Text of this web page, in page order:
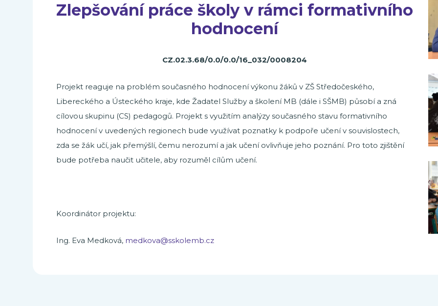
Zlepšování práce školy v rámci formativního
hodnocení
CZ.02.3.68/0.0/0.0/16_032/0008204
Projekt reaguje na problém současného hodnocení výkonu žáků v ZŠ Středočeského,
Libereckého a Ústeckého kraje, kde Žadatel Služby a školení MB (dále i SŠMB) působí a zná
cílovou skupinu (CS) pedagogů. Projekt s využitím analýzy současného stavu formativního
hodnocení v uvedených regionech bude využívat poznatky k podpoře učení v souvislostech,
zda se žák učí, jak přemýšlí, čemu nerozumí a jak učení ovlivňuje jeho poznání. Pro toto zjištění
bude potřeba naučit učitele, aby rozuměl cílům učení.
Koordinátor projektu:
Ing. Eva Medková, medkova@sskolemb.cz